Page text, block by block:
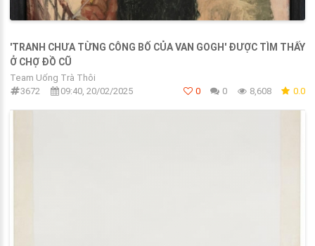
'TRANH CHƯA TỪNG CÔNG BỐ CỦA VAN GOGH' ĐƯỢC TÌM THẤY
Ở CHỢ ĐỒ CŨ
Team Uống Trà Thôi
3672
09:40, 20/02/2025 0 0 8,608 0.0